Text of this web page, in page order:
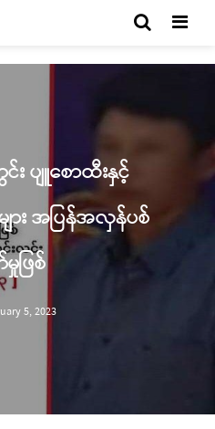
ပျူစောထီးနှင့်
ား အပြန်အလှန်ပစ်
ဖြစ်
5, 2023